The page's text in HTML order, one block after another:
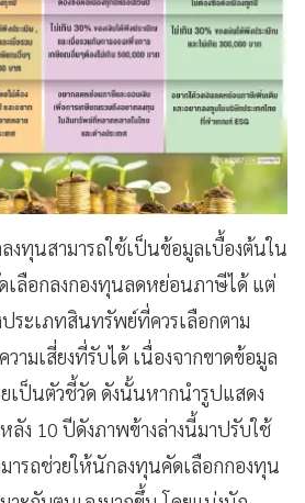
งทุนสามารถใช้เป็นข้อมูลเบื้องต้นใน
เลือกลงกองทุนลดหย่อนภาษีได้ แต่
ประเภทสินทรัพย์ที่ควรเลือกตาม
ามเสี่ยงที่รับได้ เนื่องจากขาดข้อมูล
ป็นตัวชี้วัด ดังนั้นหากนำรูปแสดง
ง 10 ปีดังภาพข้างล่างนี้มาปรับใช้
ารถช่วยให้นักลงทุนคัดเลือกกองทุน